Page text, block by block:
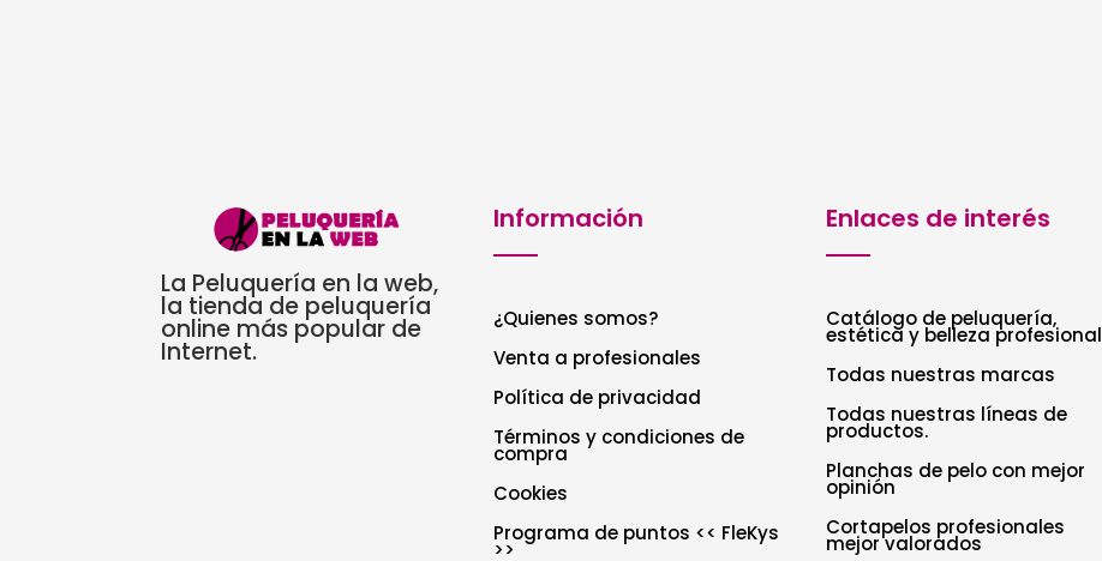
La Peluquería en la web,
la tienda de peluquería
online más popular de
Internet.
Información
¿Quienes somos?
Venta a profesionales
Política de privacidad
Términos y condiciones de
compra
Cookies
Programa de puntos << FleKys
>>
Enlaces de interés
Catálogo de peluquería,
estética y belleza profesional
Todas nuestras marcas
Todas nuestras líneas de
productos.
Planchas de pelo con mejor
opinión
Cortapelos profesionales
mejor valorados